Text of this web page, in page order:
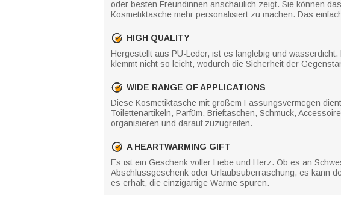
oder besten Freundinnen anschaulich zeigt. Sie können
Kosmetiktasche mehr personalisiert zu machen. Das
HIGH QUALITY
Hergestellt aus PU-Leder, ist es langlebig und
klemmt nicht so leicht, wodurch die Sicherheit der
WIDE RANGE OF APPLICATIONS
Diese Kosmetiktasche mit großem Fassungsvermögen
Toilettenartikeln, Parfüm, Brieftaschen, Schmuck,
organisieren und darauf zuzugreifen.
A HEARTWARMING GIFT
Es ist ein Geschenk voller Liebe und Herz. Ob es an
Abschlussgeschenk oder Urlaubsüberraschung, es kann
es erhält, die einzigartige Wärme spüren.